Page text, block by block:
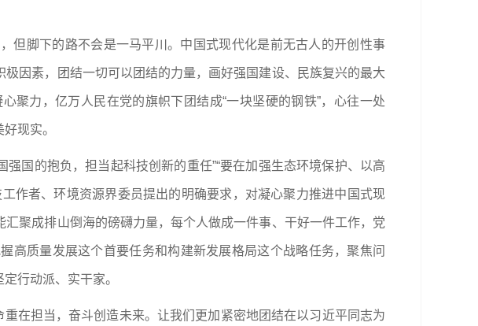
但脚下的路不会是一马平川。中国式现代化是前无古人的开创性事
因素，团结一切可以团结的力量，画好强国建设、民族复兴的最大
聚力，亿万人民在党的旗帜下团结成“一块坚硬的钢铁”，心往一处
现实。
国的抱负，担当起科技创新的重任”“要在加强生态环境保护、以高
作者、环境资源界委员提出的明确要求，对凝心聚力推进中国式现
聚成排山倒海的磅礴力量，每个人做成一件事、干好一件工作，党
高质量发展这个首要任务和构建新发展格局这个战略任务，聚焦问
行动派、实干家。
在担当，奋斗创造未来。让我们更加紧密地团结在以习近平同志为